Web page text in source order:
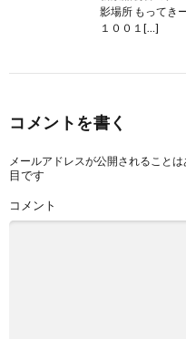
影場所 もってき
１００１[…]
コメントを書く
メールアドレスが公開されることは
目です
コメント